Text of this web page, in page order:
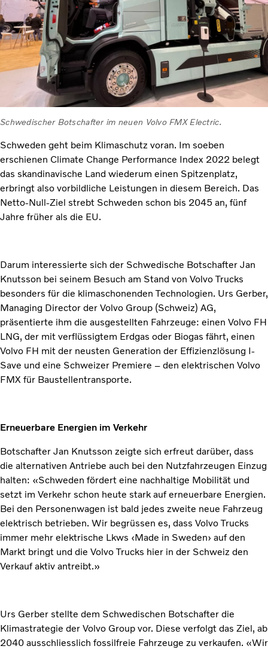
Schwedischer Botschafter im neuen Volvo FMX Electric.
Schweden geht beim Klimaschutz voran. Im soeben
erschienen Climate Change Performance Index 2022 belegt
das skandinavische Land wiederum einen Spitzenplatz,
erbringt also vorbildliche Leistungen in diesem Bereich. Das
Netto-Null-Ziel strebt Schweden schon bis 2045 an, fünf
Jahre früher als die EU.
Darum interessierte sich der Schwedische Botschafter Jan
Knutsson bei seinem Besuch am Stand von Volvo Trucks
besonders für die klimaschonenden Technologien. Urs Gerber,
Managing Director der Volvo Group (Schweiz) AG,
präsentierte ihm die ausgestellten Fahrzeuge: einen Volvo FH
LNG, der mit verflüssigtem Erdgas oder Biogas fährt, einen
Volvo FH mit der neusten Generation der Effizienzlösung I-
Save und eine Schweizer Premiere – den elektrischen Volvo
FMX für Baustellentransporte.
Erneuerbare Energien im Verkehr
Botschafter Jan Knutsson zeigte sich erfreut darüber, dass
die alternativen Antriebe auch bei den Nutzfahrzeugen Einzug
halten: «Schweden fördert eine nachhaltige Mobilität und
setzt im Verkehr schon heute stark auf erneuerbare Energien.
Bei den Personenwagen ist bald jedes zweite neue Fahrzeug
elektrisch betrieben. Wir begrüssen es, dass Volvo Trucks
immer mehr elektrische Lkws ‹Made in Sweden› auf den
Markt bringt und die Volvo Trucks hier in der Schweiz den
Verkauf aktiv antreibt.»
Urs Gerber stellte dem Schwedischen Botschafter die
Klimastrategie der Volvo Group vor. Diese verfolgt das Ziel, ab
2040 ausschliesslich fossilfreie Fahrzeuge zu verkaufen. «Wir